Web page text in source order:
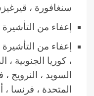
سنغافورة ،
إعفاء من التأشيرة لمدة 21
، كوريا الجنوبية ،
السويد ، النرويج ،
المتحدة ، فرنسا ،